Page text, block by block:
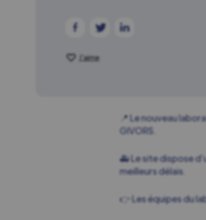
J'aime
📍 Le nouveau
GIVORS.
🚑 Le site dispose
meilleurs délais.
👉 Les équipes du